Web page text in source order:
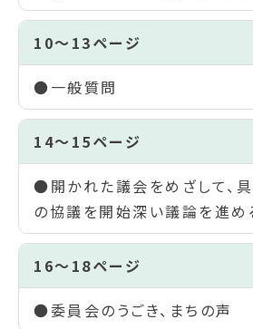
10～13ページ
●一般質問
14～15ページ
●開かれた議会をめざして、
の協議を開始深い議論を進め
16～18ページ
●委員会のうごき、まちの声